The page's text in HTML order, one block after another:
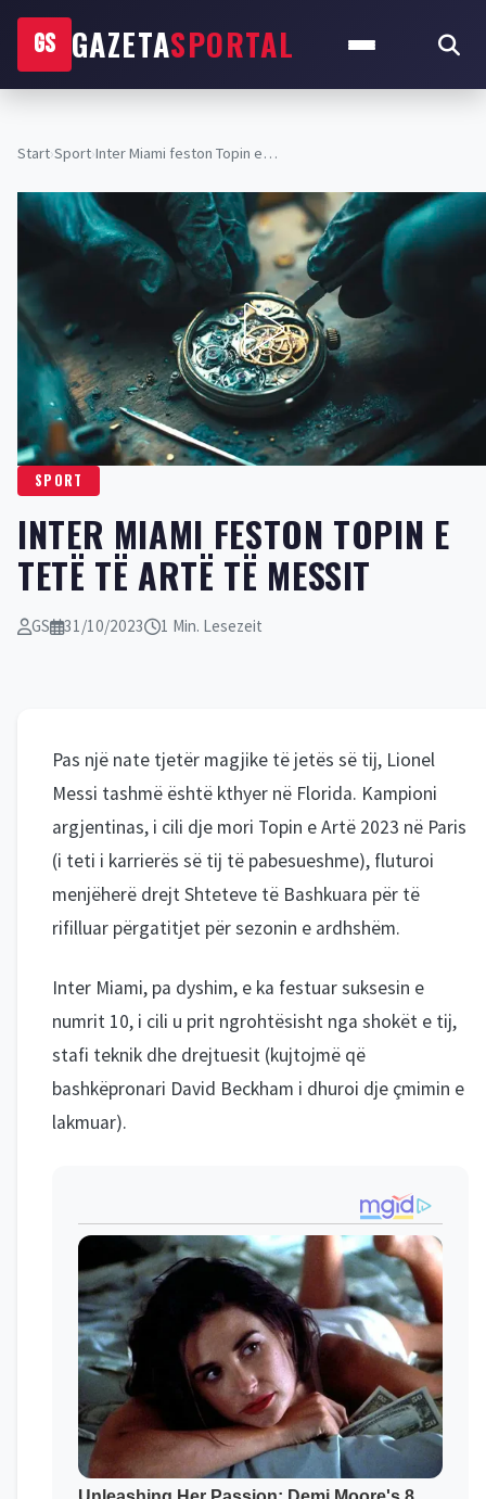
GS GAZETASPORTAL
Start›Sport›Inter Miami feston Topin e…
SPORT
INTER MIAMI FESTON TOPIN E
TETË TË ARTË TË MESSIT
GS 31/10/2023 1 Min. Lesezeit
Pas një nate tjetër magjike të jetës së tij, Lionel
Messi tashmë është kthyer në Florida. Kampioni
argjentinas, i cili dje mori Topin e Artë 2023 në Paris
(i teti i karrierës së tij të pabesueshme), fluturoi
menjëherë drejt Shteteve të Bashkuara për të
rifilluar përgatitjet për sezonin e ardhshëm.
Inter Miami, pa dyshim, e ka festuar suksesin e
numrit 10, i cili u prit ngrohtësisht nga shokët e tij,
stafi teknik dhe drejtuesit (kujtojmë që
bashkëpronari David Beckham i dhuroi dje çmimin e
lakmuar).